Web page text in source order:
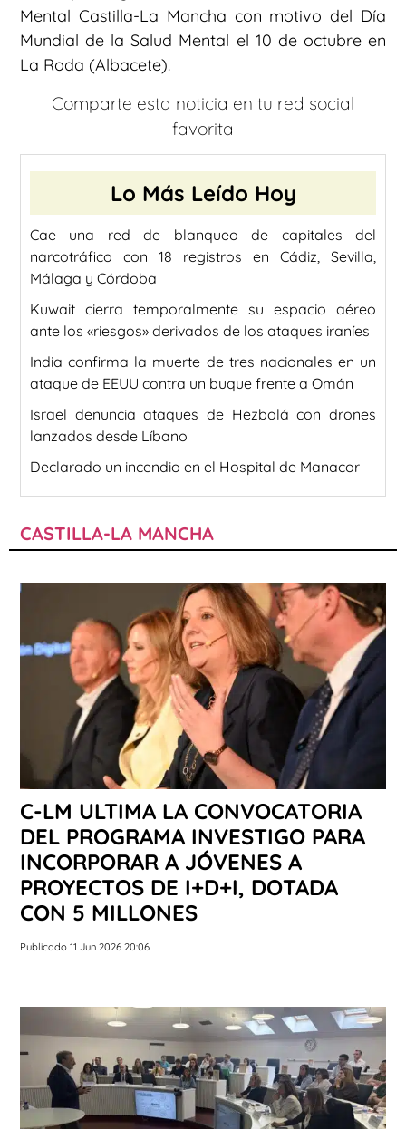
Mental Castilla-La Mancha con motivo del Día
Mundial de la Salud Mental el 10 de octubre en
La Roda (Albacete).
Comparte esta noticia en tu red social
favorita
Lo Más Leído Hoy
Cae una red de blanqueo de capitales del
narcotráfico con 18 registros en Cádiz, Sevilla,
Málaga y Córdoba
Kuwait cierra temporalmente su espacio aéreo
ante los «riesgos» derivados de los ataques iraníes
India confirma la muerte de tres nacionales en un
ataque de EEUU contra un buque frente a Omán
Israel denuncia ataques de Hezbolá con drones
lanzados desde Líbano
Declarado un incendio en el Hospital de Manacor
CASTILLA-LA MANCHA
C-LM ULTIMA LA CONVOCATORIA
DEL PROGRAMA INVESTIGO PARA
INCORPORAR A JÓVENES A
PROYECTOS DE I+D+I, DOTADA
CON 5 MILLONES
Publicado 11 Jun 2026 20:06